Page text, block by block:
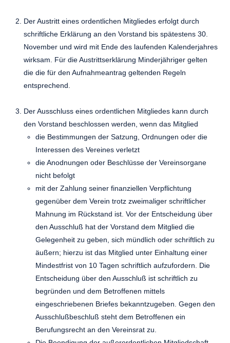
Der Austritt eines ordentlichen Mitgliedes erfolgt durch
schriftliche Erklärung an den Vorstand bis spätestens 30.
November und wird mit Ende des laufenden Kalenderjahres
wirksam. Für die Austrittserklärung Minderjähriger gelten
die die für den Aufnahmeantrag geltenden Regeln
entsprechend.
Der Ausschluss eines ordentlichen Mitgliedes kann durch
den Vorstand beschlossen werden, wenn das Mitglied
die Bestimmungen der Satzung, Ordnungen oder die
Interessen des Vereines verletzt
die Anodnungen oder Beschlüsse der Vereinsorgane
nicht befolgt
mit der Zahlung seiner finanziellen Verpflichtung
gegenüber dem Verein trotz zweimaliger schriftlicher
Mahnung im Rückstand ist. Vor der Entscheidung über
den Ausschluß hat der Vorstand dem Mitglied die
Gelegenheit zu geben, sich mündlich oder schriftlich zu
äußern; hierzu ist das Mitglied unter Einhaltung einer
Mindestfrist von 10 Tagen schriftlich aufzufordern. Die
Entscheidung über den Ausschluß ist schriftlich zu
begründen und dem Betroffenen mittels
eingeschriebenen Briefes bekanntzugeben. Gegen den
Ausschlußbeschluß steht dem Betroffenen ein
Berufungsrecht an den Vereinsrat zu.